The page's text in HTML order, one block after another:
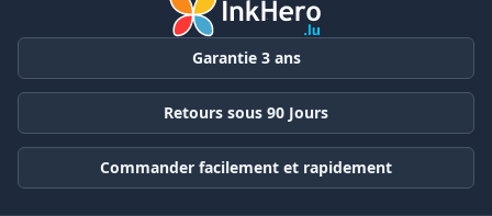
Garantie 3 ans
Retours sous 90 Jours
Commander facilement et rapidement